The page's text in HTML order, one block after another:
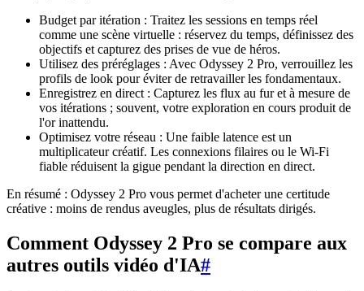
Budget par itération : Traitez les sessions en temps réel
comme une scène virtuelle : réservez du temps, définissez des
objectifs et capturez des prises de vue de héros.
Utilisez des préréglages : Avec Odyssey 2 Pro, verrouillez les
profils de look pour éviter de retravailler les fondamentaux.
Enregistrez en direct : Capturez les flux au fur et à mesure de
vos itérations ; souvent, votre exploration en cours produit de
l'or inattendu.
Optimisez votre réseau : Une faible latence est un
multiplicateur créatif. Les connexions filaires ou le Wi-Fi
fiable réduisent la gigue pendant la direction en direct.
En résumé : Odyssey 2 Pro vous permet d'acheter une certitude
créative : moins de rendus aveugles, plus de résultats dirigés.
Comment Odyssey 2 Pro se compare aux
autres outils vidéo d'IA#